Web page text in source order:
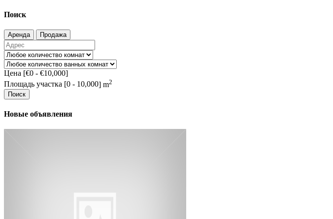
Поиск
Аренда Продажа
Цена [€0 - €10,000]
Площадь участка [0 - 10,000] m2
Поиск
Новые объявления